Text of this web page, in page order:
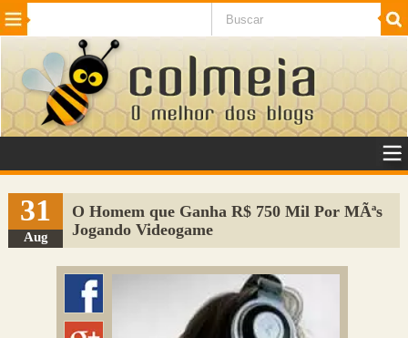
Beleza Cinema e TV
Internet Jogos NotÃ­cias SaÃºde
VeÃ­culos Adulto
Sugerir Link
Adicionar Blog
Colmeia Exchange
31
Aug
O Homem que Ganha R$ 750 Mil Por MÃªs
Jogando Videogame